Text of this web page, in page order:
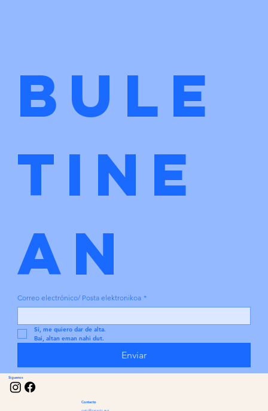
bule
tine
an
Correo electrónico/ Posta elektronikoa *
Si, me quiero dar de alta.
Bai, altan eman nahi dut.
Enviar
Contacto
Síguenos